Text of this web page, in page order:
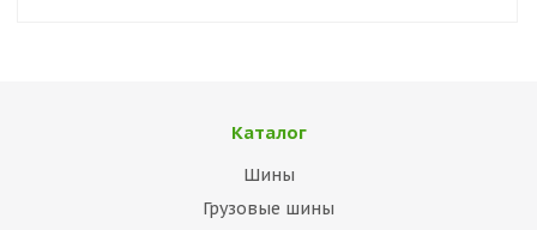
Каталог
Шины
Грузовые шины